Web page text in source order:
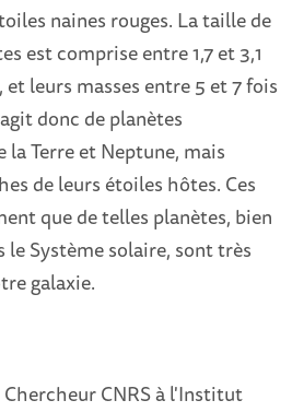
naines rouges. La taille de
est comprise entre 1,7 et 3,1
et leurs masses entre 5 et 7 fois
donc de planètes
Terre et Neptune, mais
de leurs étoiles hôtes. Ces
que de telles planètes, bien
Système solaire, sont très
galaxie.
Chercheur CNRS à l'Institut